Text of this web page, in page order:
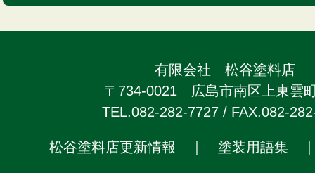
有限会社 松谷塗料店
〒734-0021 広島市南区上東雲
TEL.082-282-7727 / FAX.082-
松谷塗料店更新情報 塗装用語集